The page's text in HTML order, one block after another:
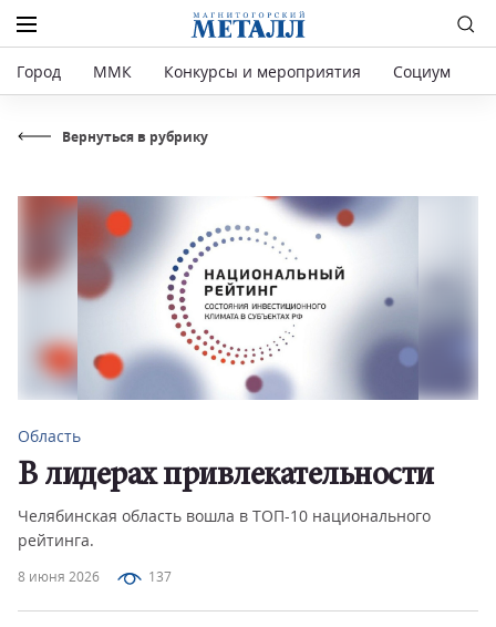
Город ММК Конкурсы и мероприятия Социум
Вернуться в рубрику
8 июня 2026 137
Область
В лидерах привлекательности
Челябинская область вошла в ТОП-10 национального
рейтинга.